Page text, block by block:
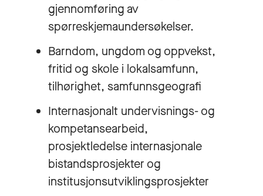
gjennomføring av
spørreskjemaundersøkelser.
Barndom, ungdom og oppvekst,
fritid og skole i lokalsamfunn,
tilhørighet, samfunnsgeografi
Internasjonalt undervisnings- og
kompetansearbeid,
prosjektledelse internasjonale
bistandsprosjekter og
institusjonsutviklingsprosjekter